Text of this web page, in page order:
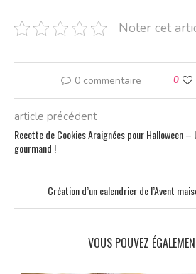
Noter cet
0 commentaire 0
article précédent
Recette de Cookies Araignées pour Halloween
gourmand !
Création d’un calendrier de l’Avent
VOUS POUVEZ